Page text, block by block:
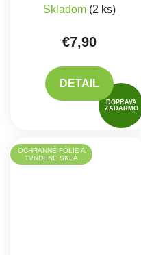
DOPRAVA
ZADARMO
Skladom (2 ks)
€7,90
DETAIL
OCHRANNÉ FÓLIE A
TVRDENÉ SKLÁ